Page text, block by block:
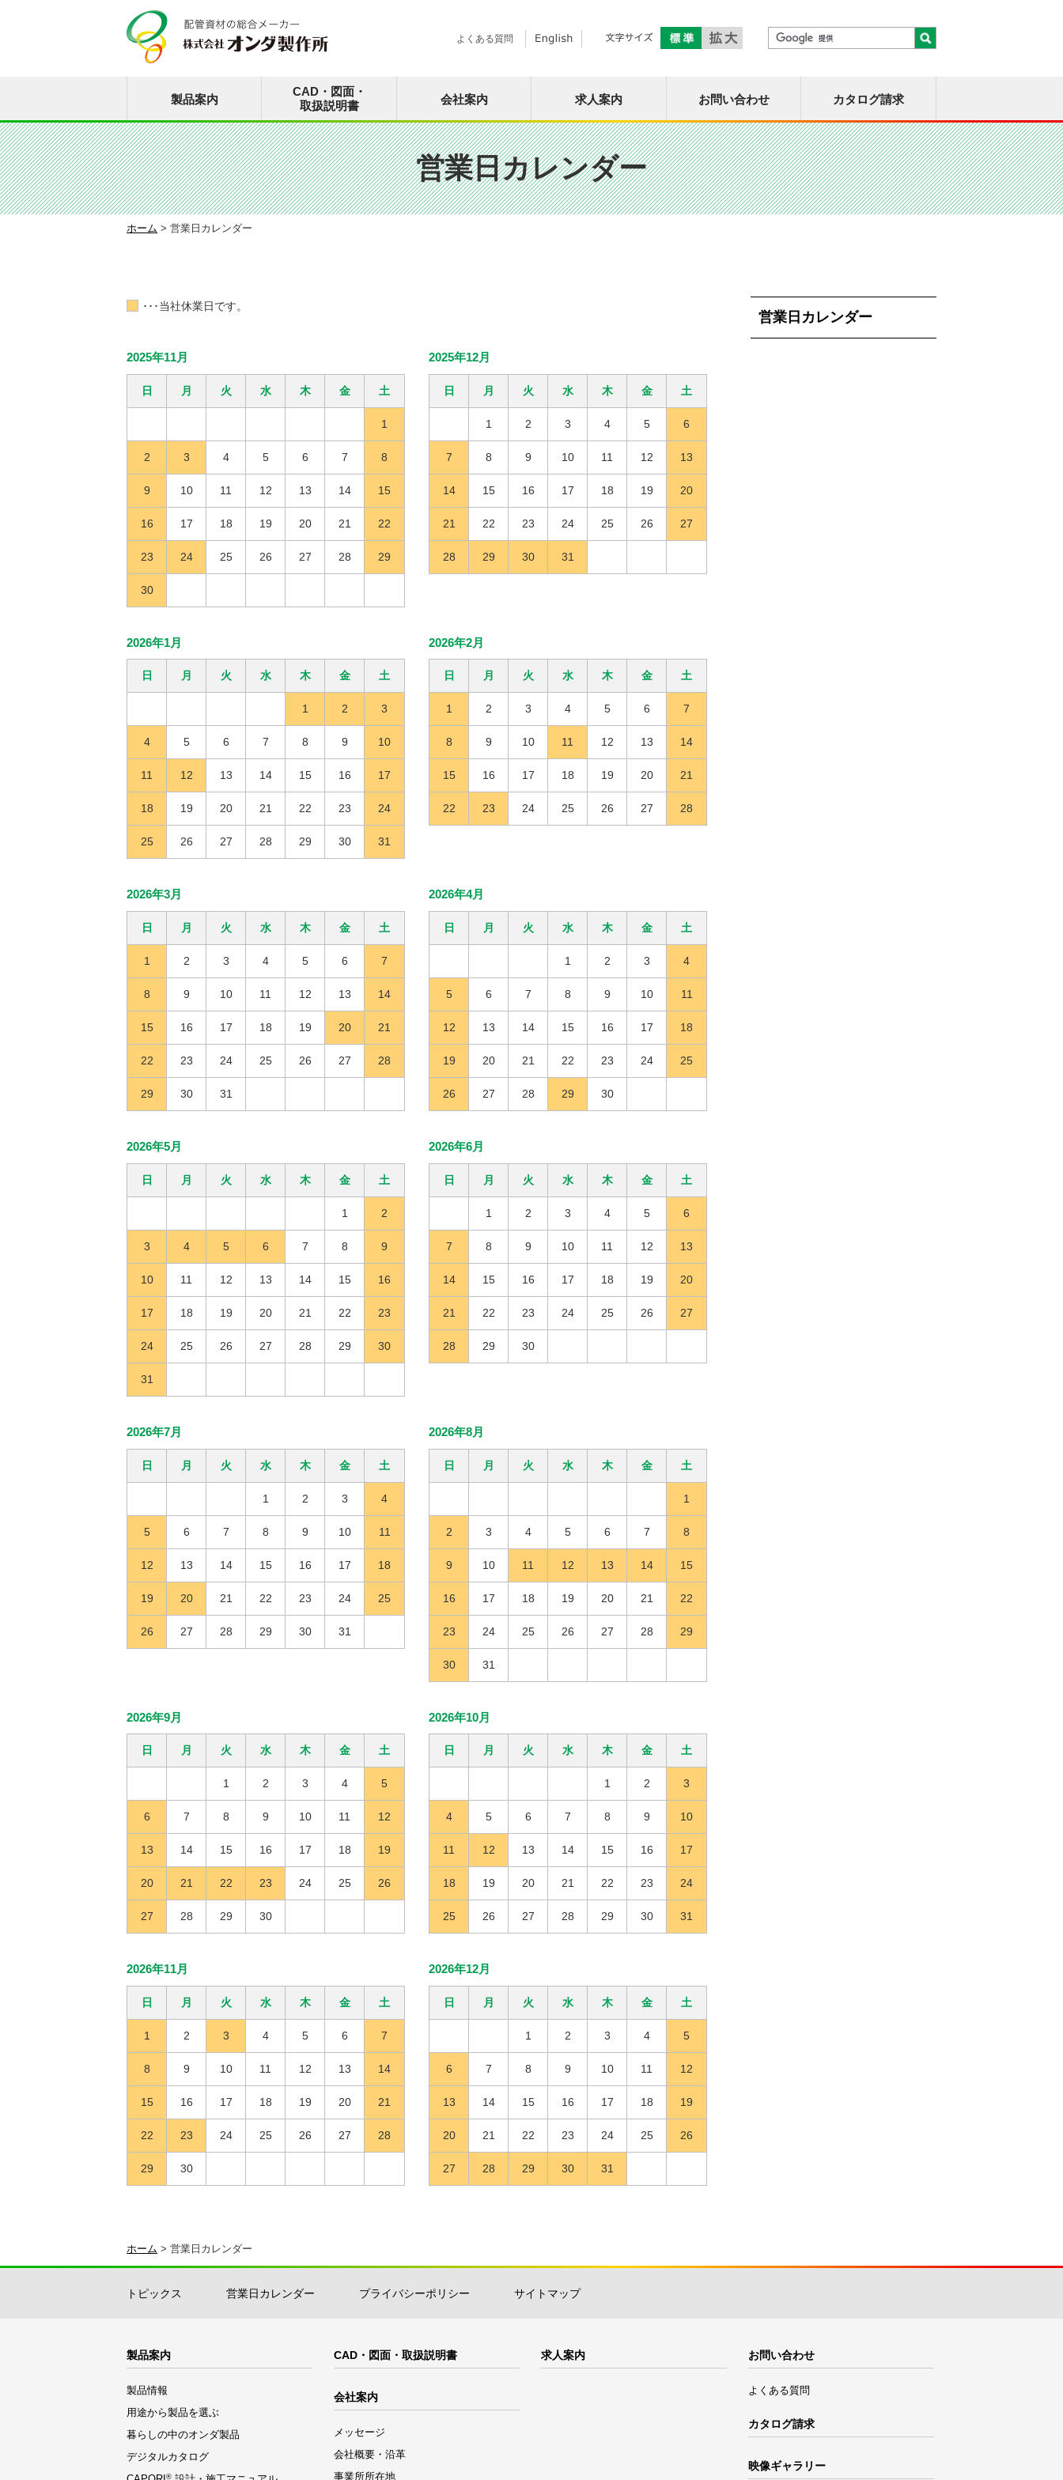
よくある質問
製品案内
CAD・図面・
取扱説明書
会社案内 求人案内 お問い合わせ カタログ請求
営業日カレンダー
ホーム > 営業日カレンダー
･･･当社休業日です。
2025年11月
日 月 火 水 木 金 土
1
2 3 4 5 6 7 8
9 10 11 12 13 14 15
16 17 18 19 20 21 22
23 24 25 26 27 28 29
30
2025年12月
日 月 火 水 木 金 土
1 2 3 4 5 6
7 8 9 10 11 12 13
14 15 16 17 18 19 20
21 22 23 24 25 26 27
28 29 30 31
2026年1月
日 月 火 水 木 金 土
1 2 3
4 5 6 7 8 9 10
11 12 13 14 15 16 17
18 19 20 21 22 23 24
25 26 27 28 29 30 31
2026年2月
日 月 火 水 木 金 土
1 2 3 4 5 6 7
8 9 10 11 12 13 14
15 16 17 18 19 20 21
22 23 24 25 26 27 28
2026年3月
日 月 火 水 木 金 土
1 2 3 4 5 6 7
8 9 10 11 12 13 14
15 16 17 18 19 20 21
22 23 24 25 26 27 28
29 30 31
2026年4月
日 月 火 水 木 金 土
1 2 3 4
5 6 7 8 9 10 11
12 13 14 15 16 17 18
19 20 21 22 23 24 25
26 27 28 29 30
2026年5月
日 月 火 水 木 金 土
1 2
3 4 5 6 7 8 9
10 11 12 13 14 15 16
17 18 19 20 21 22 23
24 25 26 27 28 29 30
31
2026年6月
日 月 火 水 木 金 土
1 2 3 4 5 6
7 8 9 10 11 12 13
14 15 16 17 18 19 20
21 22 23 24 25 26 27
28 29 30
2026年7月
日 月 火 水 木 金 土
1 2 3 4
5 6 7 8 9 10 11
12 13 14 15 16 17 18
19 20 21 22 23 24 25
26 27 28 29 30 31
2026年8月
日 月 火 水 木 金 土
1
2 3 4 5 6 7 8
9 10 11 12 13 14 15
16 17 18 19 20 21 22
23 24 25 26 27 28 29
30 31
2026年9月
日 月 火 水 木 金 土
1 2 3 4 5
6 7 8 9 10 11 12
13 14 15 16 17 18 19
20 21 22 23 24 25 26
27 28 29 30
2026年10月
日 月 火 水 木 金 土
1 2 3
4 5 6 7 8 9 10
11 12 13 14 15 16 17
18 19 20 21 22 23 24
25 26 27 28 29 30 31
2026年11月
日 月 火 水 木 金 土
1 2 3 4 5 6 7
8 9 10 11 12 13 14
15 16 17 18 19 20 21
22 23 24 25 26 27 28
29 30
2026年12月
日 月 火 水 木 金 土
1 2 3 4 5
6 7 8 9 10 11 12
13 14 15 16 17 18 19
20 21 22 23 24 25 26
27 28 29 30 31
営業日カレンダー
ホーム > 営業日カレンダー
トピックス 営業日カレンダー プライバシーポリシー サイトマップ
製品案内
製品情報
用途から製品を選ぶ
暮らしの中のオンダ製品
デジタルカタログ
®
CAD・図面・取扱説明書
会社案内
メッセージ
会社概要・沿革
事業所所在地
求人案内 お問い合わせ
よくある質問
カタログ請求
映像ギャラリー